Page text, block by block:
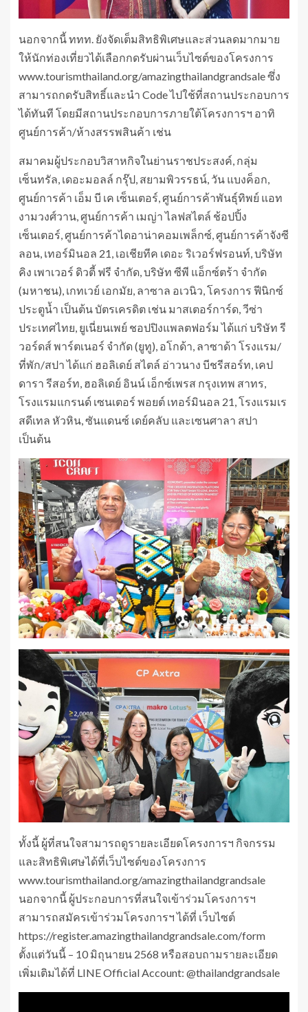
นอกจากนี้ ททท. ยังจัดเต็มสิทธิพิเศษและส่วนลดมากมาย
ให้นักท่องเที่ยวได้เลือกกดรับผ่านเว็บไซต์ของโครงการ
www.tourismthailand.org/amazingthailandgrandsale ซึ่ง
สามารถกดรับสิทธิ์และนำ Code ไปใช้ที่สถานประกอบการ
ได้ทันที โดยมีสถานประกอบการภายใต้โครงการฯ อาทิ
ศูนย์การค้า/ห้างสรรพสินค้า เช่น
สมาคมผู้ประกอบวิสาหกิจในย่านราชประสงค์, กลุ่ม
เซ็นทรัล, เดอะมอลล์ กรุ๊ป, สยามพิวรรธน์, วัน แบงค็อก,
ศูนย์การค้า เอ็ม บี เค เซ็นเตอร์, ศูนย์การค้าพันธุ์ทิพย์ แอท
งามวงศ์วาน, ศูนย์การค้า เมญ่า ไลฟสไตล์ ช้อปปิ้ง
เซ็นเตอร์, ศูนย์การค้าไดอาน่าคอมเพล็กซ์, ศูนย์การค้าจังซี
ลอน, เทอร์มินอล 21, เอเชียทีค เดอะ ริเวอร์ฟรอนท์, บริษัท
คิง เพาเวอร์ ดิวตี้ ฟรี จำกัด, บริษัท ซีพี แอ็กซ์ตร้า จำกัด
(มหาชน), เกทเวย์ เอกมัย, ลาซาล อเวนิว, โครงการ ฟีนิกซ์
ประตูน้ำ เป็นต้น บัตรเครดิต เช่น มาสเตอร์การ์ด, วีซ่า
ประเทศไทย, ยูเนี่ยนเพย์ ชอปปิงแพลตฟอร์ม ได้แก่ บริษัท รี
วอร์ดส์ พาร์ตเนอร์ จำกัด (ยูทู), อโกด้า, ลาซาด้า โรงแรม/
ที่พัก/สปา ได้แก่ ฮอลิเดย์ สไตล์ อ่าวนาง บีชรีสอร์ท, เคป
ดารา รีสอร์ท, ฮอลิเดย์ อินน์ เอ็กซ์เพรส กรุงเทพ สาทร,
โรงแรมแกรนด์ เซนเตอร์ พอยต์ เทอร์มินอล 21, โรงแรมเร
สดีเทล หัวหิน, ซันแดนซ์ เดย์คลับ และเซนศาลา สปา
เป็นต้น
ทั้งนี้ ผู้ที่สนใจสามารถดูรายละเอียดโครงการฯ กิจกรรม
และสิทธิพิเศษได้ที่เว็บไซต์ของโครงการ
www.tourismthailand.org/amazingthailandgrandsale
นอกจากนี้ ผู้ประกอบการที่สนใจเข้าร่วมโครงการฯ
สามารถสมัครเข้าร่วมโครงการฯ ได้ที่ เว็บไซต์
https://register.amazingthailandgrandsale.com/form
ตั้งแต่วันนี้ – 10 มิถุนายน 2568 หรือสอบถามรายละเอียด
เพิ่มเติมได้ที่ LINE Official Account: @thailandgrandsale